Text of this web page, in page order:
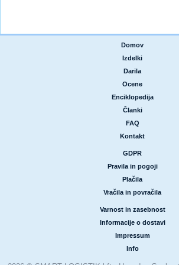
Domov
Izdelki
Darila
Ocene
Enciklopedija
Članki
FAQ
Kontakt
GDPR
Pravila in pogoji
Plačila
Vračila in povračila
Varnost in zasebnost
Informacije o dostavi
Impressum
Info